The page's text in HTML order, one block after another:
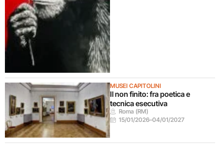
MUSEI CAPITOLINI
Il non finito: fra poetica e
tecnica esecutiva
Roma (RM)
15/01/2026–04/01/2027